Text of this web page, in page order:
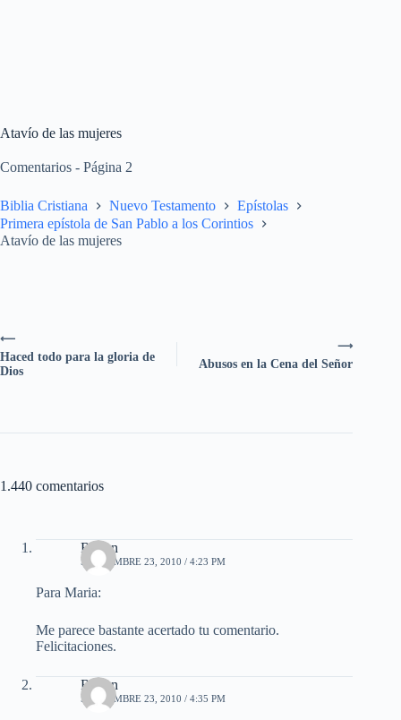
Atavío de las mujeres
Comentarios - Página 2
Biblia Cristiana Nuevo Testamento
Epístolas
Primera epístola de San Pablo a los Corintios
Atavío de las mujeres
⟶
Abusos en la Cena del Señor
⟵
Haced todo para la gloria de
Dios
1.440 comentarios
Ruben
SEPTIEMBRE 23, 2010 / 4:23 PM
Para Maria:
Me parece bastante acertado tu comentario.
Felicitaciones.
Ruben
SEPTIEMBRE 23, 2010 / 4:35 PM